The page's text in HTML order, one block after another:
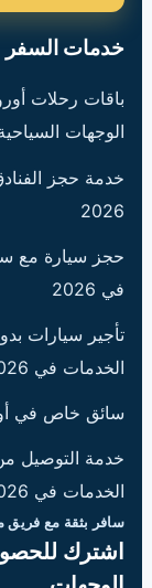
خدمات السفر
الوجهات
خدمة حجز
2026
حجز سيارة مع
في 2026
تأجير سيارات
الخدمات في 2026
سائق خاص في
خدمة التوصيل
الخدمات في 2026
سافر بثقة مع
اشترك